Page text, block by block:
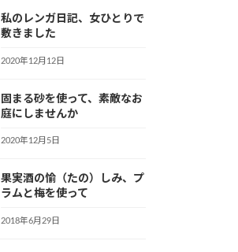
私のレンガ日記、女ひとりで
敷きました
2020年12月12日
固まる砂を使って、素敵なお
庭にしませんか
2020年12月5日
果実酒の愉（たの）しみ、プ
ラムと梅を使って
2018年6月29日